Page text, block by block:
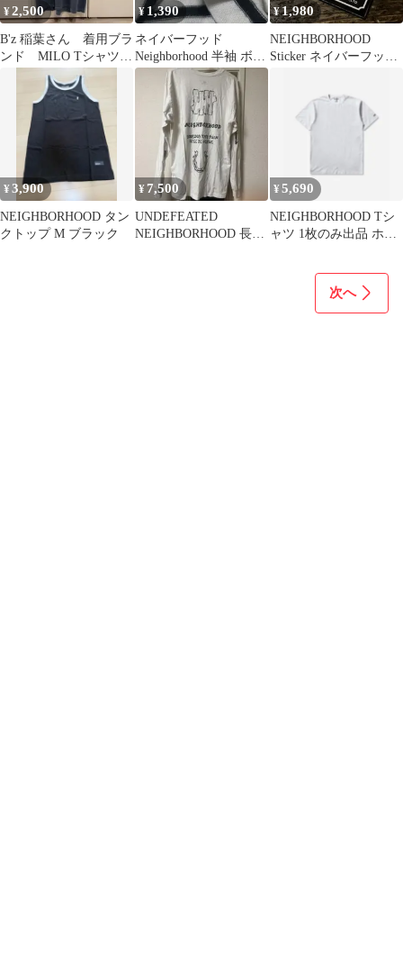
¥2,500
B'z 稲葉さん 着用ブラ
ンド MILO Tシャツ
ハワイ 稲葉浩志
¥ 1,390
ネイバーフッド
Neighborhood 半袖 ボー
ダー Tシャツ カットソ
¥1,980
NEIGHBORHOOD
Sticker ネイバーフッド
¥3,900
NEIGHBORHOOD タン
クトップ M ブラック
¥ 7,500
UNDEFEATED
NEIGHBORHOOD 長袖
¥5,690
NEIGHBORHOOD Tシ
ャツ 1枚のみ出品 ホワ
次へ